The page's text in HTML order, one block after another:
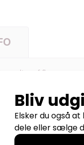
samling af flere
med at lave dem
af ugeskema.